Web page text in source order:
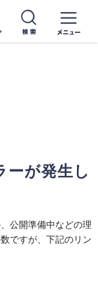
ーが発生し
公開準備中などの理
ですが、下記のリン